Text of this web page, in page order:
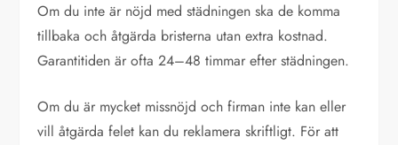
Om du inte är nöjd med städningen ska de komma
tillbaka och åtgärda bristerna utan extra kostnad.
Garantitiden är ofta 24–48 timmar efter städningen.
Om du är mycket missnöjd och firman inte kan eller
vill åtgärda felet kan du reklamera skriftligt. För att